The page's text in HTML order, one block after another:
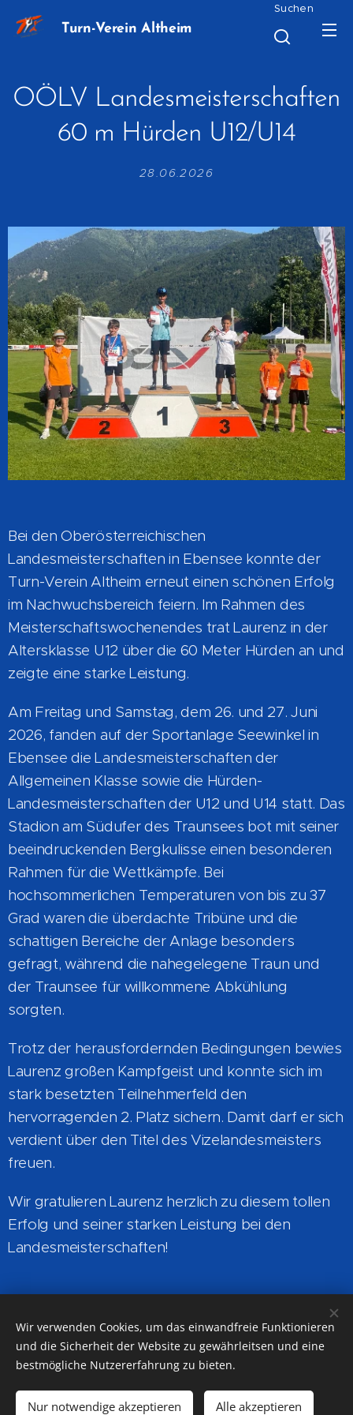
Turn-Verein Altheim
Suchen
OÖLV Landesmeisterschaften
60 m Hürden U12/U14
28.06.2026
Bei den Oberösterreichischen
Landesmeisterschaften in Ebensee konnte der
Turn-Verein Altheim erneut einen schönen Erfolg
im Nachwuchsbereich feiern. Im Rahmen des
Meisterschaftswochenendes trat Laurenz in der
Altersklasse U12 über die 60 Meter Hürden an und
zeigte eine starke Leistung.
Am Freitag und Samstag, dem 26. und 27. Juni
2026, fanden auf der Sportanlage Seewinkel in
Ebensee die Landesmeisterschaften der
Allgemeinen Klasse sowie die Hürden-
Landesmeisterschaften der U12 und U14 statt. Das
Stadion am Südufer des Traunsees bot mit seiner
beeindruckenden Bergkulisse einen besonderen
Rahmen für die Wettkämpfe. Bei
hochsommerlichen Temperaturen von bis zu 37
Grad waren die überdachte Tribüne und die
schattigen Bereiche der Anlage besonders
gefragt, während die nahegelegene Traun und
der Traunsee für willkommene Abkühlung
sorgten.
Trotz der herausfordernden Bedingungen bewies
Laurenz großen Kampfgeist und konnte sich im
stark besetzten Teilnehmerfeld den
hervorragenden 2. Platz sichern. Damit darf er sich
verdient über den Titel des Vizelandesmeisters
freuen.
Wir gratulieren Laurenz herzlich zu diesem tollen
Erfolg und seiner starken Leistung bei den
Landesmeisterschaften!
Auf Facebook teilen
Wir verwenden Cookies, um das einwandfreie Funktionieren
und die Sicherheit der Website zu gewährleitsen und eine
bestmögliche Nutzererfahrung zu bieten.
Nur notwendige akzeptieren Alle akzeptieren